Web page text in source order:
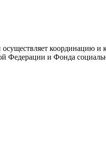
координацию и
Федерации и Фонда